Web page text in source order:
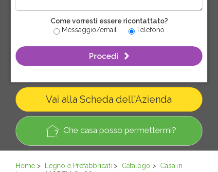
Come vorresti essere ricontattato?
Messaggio/email
Telefono
Procedi
Che casa posso permettermi?
Vai alla Scheda dell'Azienda
Home > Legno e Prefabbricati > Catalogo > Casa in